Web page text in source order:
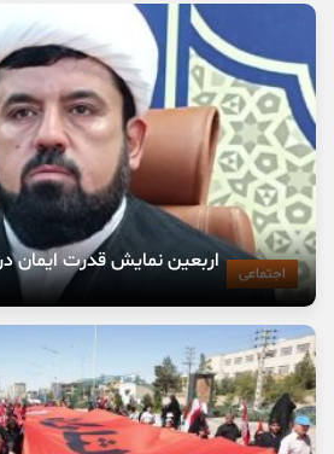
اجتماعی اربعین نمایش قدرت ایمان